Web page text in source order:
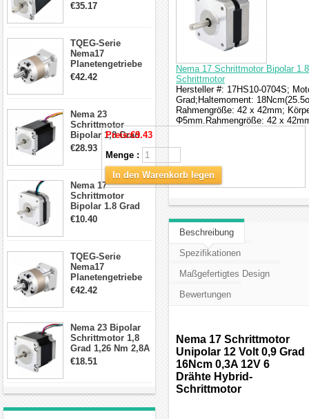
4.2A 57x57x114mm
€35.17
TQEG-Serie
Nema17
Planetengetriebe
5:1 Spiel 15Arc-
€42.42
Nema 23
Schrittmotor
Bipolar 1,8 Grad
2,83Nm 4 A 2,26V
CNC Hybrid-
Schrittmotor mit 8
Anschlüssen
€28.93
Nema 17
Schrittmotor
Bipolar 1.8 Grad
8.7Ncm 1A 3.5V 4
€10.40
TQEG-Serie
Nema17
Planetengetriebe
10:1 Spiel 15Arc-
€42.42
Nema 23 Bipolar
Schrittmotor 1,8
Grad 1,26 Nm 2,8A
2,5V 4 Drähte
€18.51
Nema 17 Schrittmotor Bipolar
Schrittmotor
Hersteller #: 17HS10-0704S;
Grad;Haltemoment:
Rahmengröße: 42 x 42mm;
Φ5mm.Rahmengröße: 42 x
Preis:€9.43
Menge :
In den Warenkorb legen
Beschreibung
Spezifikationen
Maßgefertigtes Design
Bewertungen
Nema 17 Schrittmotor
Unipolar 12 Volt 0,9 Grad
16Ncm 0,3A 12V 6
Drähte Hybrid-
Schrittmotor